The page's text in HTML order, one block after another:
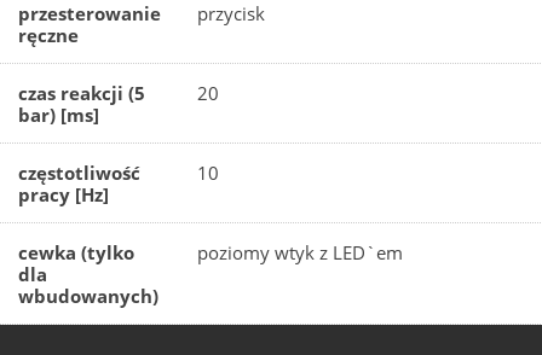
przesterowanie
ręczne
przycisk
czas reakcji (5
bar) [ms]
20
częstotliwość
pracy [Hz]
10
cewka (tylko
dla
wbudowanych)
poziomy wtyk z LED`em